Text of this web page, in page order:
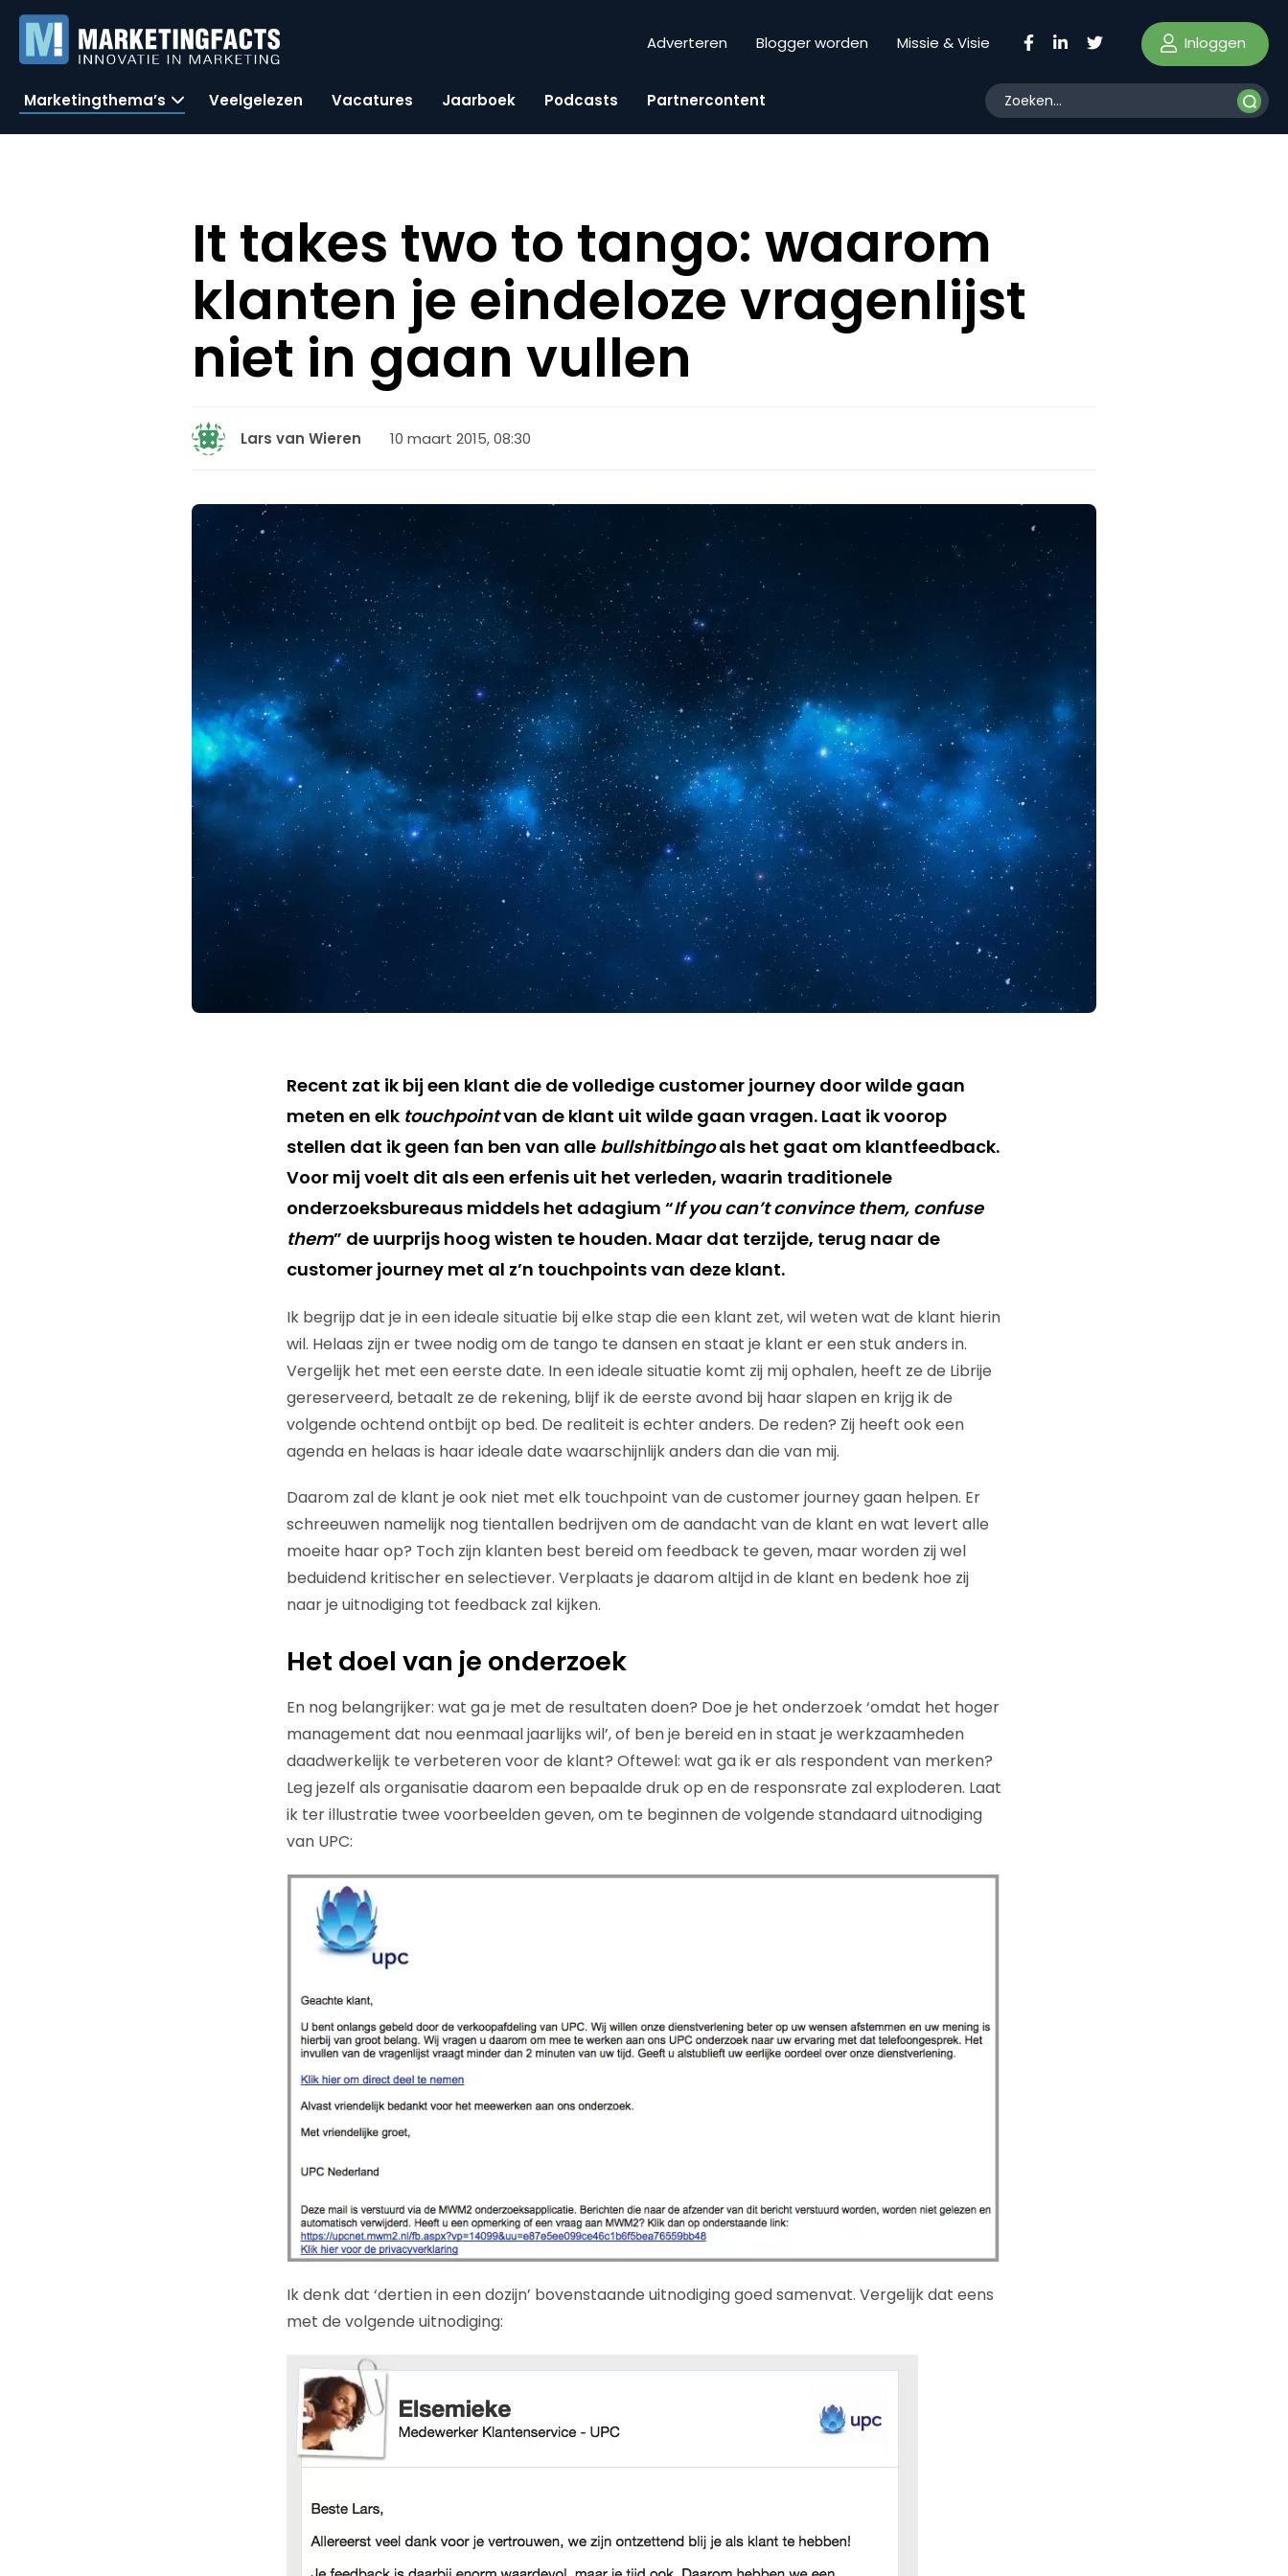
Adverteren Blogger worden Missie & Visie Inloggen
Marketingthema’s Veelgelezen Vacatures Jaarboek Podcasts Partnercontent
It takes two to tango: waarom
klanten je eindeloze vragenlijst
niet in gaan vullen
Lars van Wieren 10 maart 2015, 08:30
Recent zat ik bij een klant die de volledige customer journey door wilde gaan
meten en elk touchpointvan de klant uit wilde gaan vragen. Laat ik voorop
stellen dat ik geen fan ben van alle bullshitbingoals het gaat om klantfeedback.
Voor mij voelt dit als een erfenis uit het verleden, waarin traditionele
onderzoeksbureaus middels het adagium “If you can’t convince them, confuse
them” de uurprijs hoog wisten te houden. Maar dat terzijde, terug naar de
customer journey met al z’n touchpoints van deze klant.
Ik begrijp dat je in een ideale situatie bij elke stap die een klant zet, wil weten wat de klant hierin
wil. Helaas zijn er twee nodig om de tango te dansen en staat je klant er een stuk anders in.
Vergelijk het met een eerste date. In een ideale situatie komt zij mij ophalen, heeft ze de Librije
gereserveerd, betaalt ze de rekening, blijf ik de eerste avond bij haar slapen en krijg ik de
volgende ochtend ontbijt op bed. De realiteit is echter anders. De reden? Zij heeft ook een
agenda en helaas is haar ideale date waarschijnlijk anders dan die van mij.
Daarom zal de klant je ook niet met elk touchpoint van de customer journey gaan helpen. Er
schreeuwen namelijk nog tientallen bedrijven om de aandacht van de klant en wat levert alle
moeite haar op? Toch zijn klanten best bereid om feedback te geven, maar worden zij wel
beduidend kritischer en selectiever. Verplaats je daarom altijd in de klant en bedenk hoe zij
naar je uitnodiging tot feedback zal kijken.
Het doel van je onderzoek
En nog belangrijker: wat ga je met de resultaten doen? Doe je het onderzoek ‘omdat het hoger
management dat nou eenmaal jaarlijks wil’, of ben je bereid en in staat je werkzaamheden
daadwerkelijk te verbeteren voor de klant? Oftewel: wat ga ik er als respondent van merken?
Leg jezelf als organisatie daarom een bepaalde druk op en de responsrate zal exploderen. Laat
ik ter illustratie twee voorbeelden geven, om te beginnen de volgende standaard uitnodiging
van UPC:
Ik denk dat ‘dertien in een dozijn’ bovenstaande uitnodiging goed samenvat. Vergelijk dat eens
met de volgende uitnodiging: